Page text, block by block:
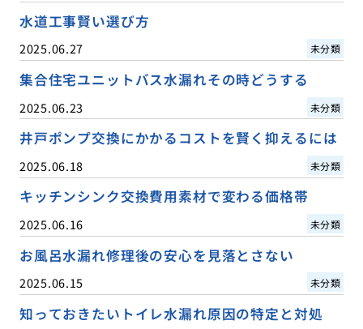
水道工事賢い選び方
2025.06.27 未分類
集合住宅ユニットバス水漏れその時どうする
2025.06.23 未分類
井戸ポンプ交換にかかるコストを賢く抑えるには
2025.06.18 未分類
キッチンシンク交換費用素材で変わる価格帯
2025.06.16 未分類
お風呂水漏れ修理後の安心を見落とさない
2025.06.15 未分類
知っておきたいトイレ水漏れ原因の特定と対処